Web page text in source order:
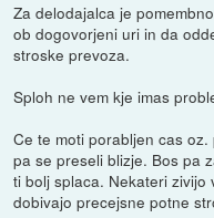
Za delodajalca je
ob dogovorjeni uri in da
stroske prevoza.
Sploh ne vem kje imas
Ce te moti porabljen cas
pa se preseli blizje. Bos pa
ti bolj splaca. Nekateri
dobivajo precejsne potne